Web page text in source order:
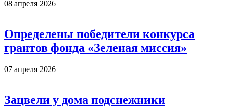
08 апреля 2026
Определены победители конкурса
грантов фонда «Зеленая миссия»
07 апреля 2026
Зацвели у дома подснежники